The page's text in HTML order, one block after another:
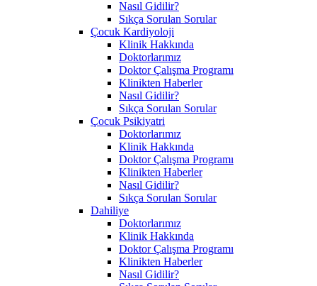
Nasıl Gidilir?
Sıkça Sorulan Sorular
Çocuk Kardiyoloji
Klinik Hakkında
Doktorlarımız
Doktor Çalışma Programı
Klinikten Haberler
Nasıl Gidilir?
Sıkça Sorulan Sorular
Çocuk Psikiyatri
Doktorlarımız
Klinik Hakkında
Doktor Çalışma Programı
Klinikten Haberler
Nasıl Gidilir?
Sıkça Sorulan Sorular
Dahiliye
Doktorlarımız
Klinik Hakkında
Doktor Çalışma Programı
Klinikten Haberler
Nasıl Gidilir?